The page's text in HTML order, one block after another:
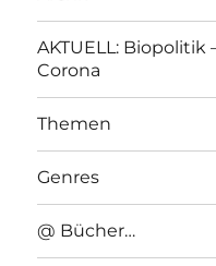
AKTUELL: Biopolitik
Corona
Themen
Genres
@ Bücher…